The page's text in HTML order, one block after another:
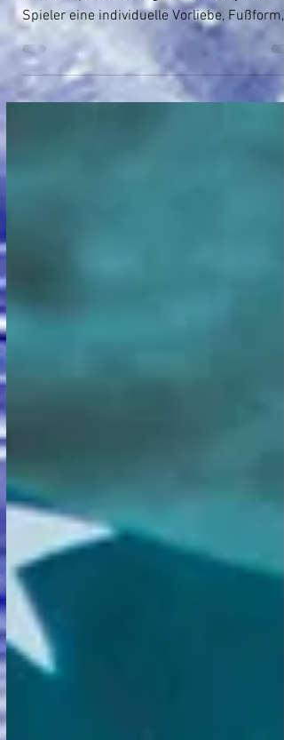
Der Kauf von Eishockey Schlittschuhen
eine komplizierte Aufgabe sein, da jeder
Spieler eine individuelle Vorliebe,